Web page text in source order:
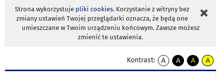
Strona wykorzystuje pliki cookies. Korzystanie z witryny bez
zmiany ustawień Twojej przeglądarki oznacza, że będą one
umieszczane w Twoim urządzeniu końcowym. Zawsze możesz
zmienić te ustawienia.
Kontrast:
A
kontrast
A
kontrast
A
kontrast
A